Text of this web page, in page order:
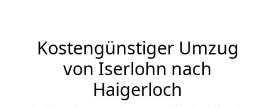
Kostengünstiger Umzug
von Iserlohn nach
Haigerloch